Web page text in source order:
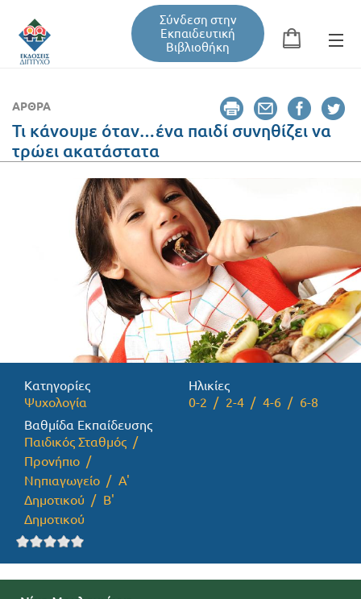
Σύνδεση στην
Εκπαιδευτική
Βιβλιοθήκη
Φόρμα αναζήτησης
Εκπαιδευτική Βιβλιοθήκη
Σεμινάρια / Συνέδρια
Τεύχη Περιοδικών
Προσφορές
ΆΡΘΡΑ
Τι κάνουμε όταν…ένα παιδί συνηθίζει να
τρώει ακατάστατα
Κατηγορίες
Ψυχολογία
Ηλικίες
0-2
2-4 4-6
6-8
Βαθμίδα Εκπαίδευσης
Παιδικός Σταθμός
Προνήπιο
Νηπιαγωγείο
Α'
Δημοτικού
Β'
Δημοτικού